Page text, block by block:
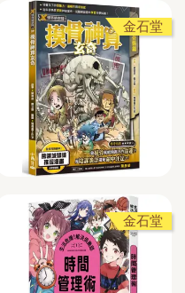
金石堂
金石堂